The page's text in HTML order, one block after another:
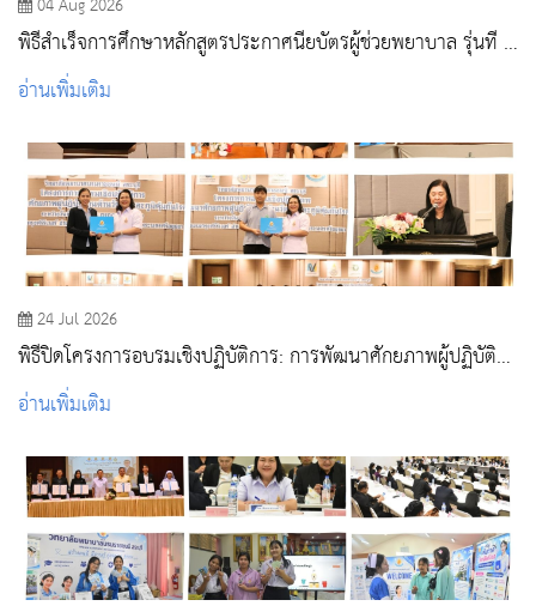
พิธีสำเร็จการศึกษาหลักสูตรประกาศนียบัตรผู้ช่วยพยาบาล รุ่นที่ 3
ประจำปีการศึกษา 2568
อ่านเพิ่มเติม
24 Jul 2026
พิธีปิดโครงการอบรมเชิงปฏิบัติการ: การพัฒนาศักยภาพผู้ปฏิบัติ
งานด้านวัคซีนและภูมิคุ้มกันโรค
อ่านเพิ่มเติม